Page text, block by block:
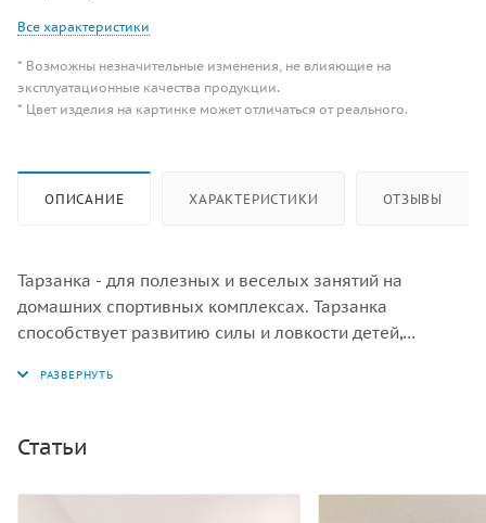
Все характеристики
* Возможны незначительные изменения, не влияющие на
эксплуатационные качества продукции.
* Цвет изделия на картинке может отличаться от реального.
ОПИСАНИЕ ХАРАКТЕРИСТИКИ ОТЗЫВЫ
Тарзанка - для полезных и веселых занятий на
домашних спортивных комплексах. Тарзанка
способствует развитию силы и ловкости детей,
оборудование крепится на перекладину или турник.
Статьи